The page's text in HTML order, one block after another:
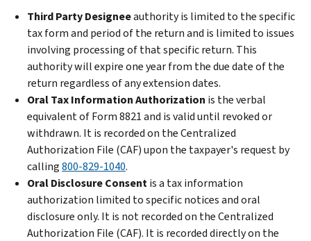
Third Party Designeeauthority is limited to the specific
tax form and period of the return and is limited to issues
involving processing of that specific return. This
authority will expire one year from the due date of the
return regardless of any extension dates.
Oral Tax Information Authorization is the verbal
equivalent of Form 8821 and is valid until revoked or
withdrawn. It is recorded on the Centralized
Authorization File (CAF) upon the taxpayer's request by
calling800-829-1040.
Oral Disclosure Consentis a tax information
authorization limited to specific notices and oral
disclosure only. It is not recorded on the Centralized
Authorization File (CAF). It is recorded directly on the